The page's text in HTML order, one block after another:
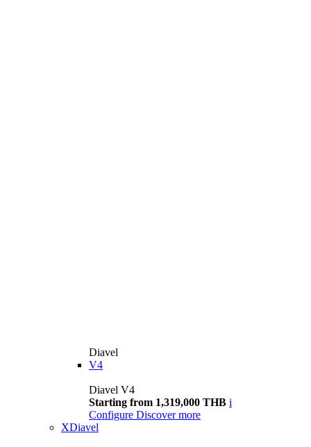
Diavel
V4
Diavel V4
Starting from 1,319,000 THB i
Configure Discover more
XDiavel